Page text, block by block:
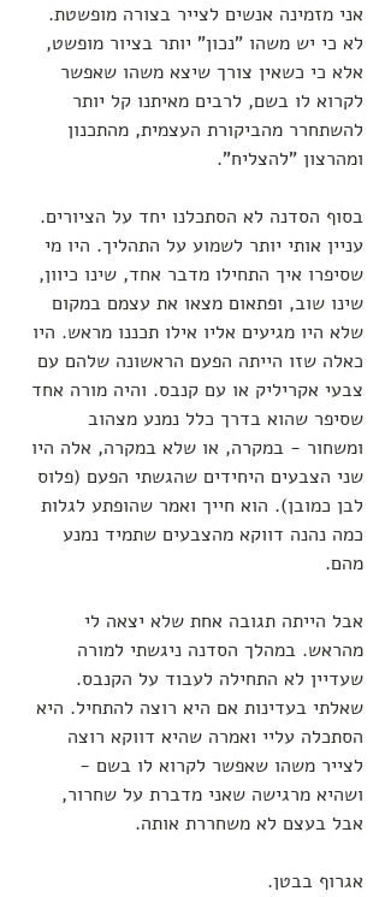
אני מזמינה אנשים לצייר בצורה מופשטת.
לא כי יש משהו "נכון" יותר בציור מופשט,
אלא כי כשאין צורך שיצא משהו שאפשר
לקרוא לו בשם, לרבים מאיתנו קל יותר
להשתחרר מהביקורת העצמית, מהתכנון
ומהרצון "להצליח".
בסוף הסדנה לא הסתכלנו יחד על הציורים.
עניין אותי יותר לשמוע על התהליך. היו מי
שסיפרו איך התחילו מדבר אחד, שינו כיוון,
שינו שוב, ופתאום מצאו את עצמם במקום
שלא היו מגיעים אליו אילו תכננו מראש. היו
כאלה שזו הייתה הפעם הראשונה שלהם עם
צבעי אקריליק או עם קנבס. והיה מורה אחד
שסיפר שהוא בדרך כלל נמנע מצהוב
ומשחור - במקרה, או שלא במקרה, אלה היו
שני הצבעים היחידים שהגשתי הפעם (פלוס
לבן כמובן). הוא חייך ואמר שהופתע לגלות
כמה נהנה דווקא מהצבעים שתמיד נמנע
מהם.
אבל הייתה תגובה אחת שלא יצאה לי
מהראש. במהלך הסדנה ניגשתי למורה
שעדיין לא התחילה לעבוד על הקנבס.
שאלתי בעדינות אם היא רוצה להתחיל. היא
הסתכלה עליי ואמרה שהיא דווקא רוצה
לצייר משהו שאפשר לקרוא לו בשם -
ושהיא מרגישה שאני מדברת על שחרור,
אבל בעצם לא משחררת אותה.
אגרוף בבטן.